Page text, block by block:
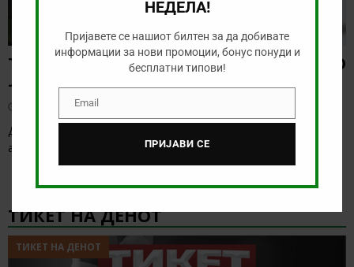
ТИП НА ДЕНОТ (08.08.2026, 21:00) ГРЕМИО
– САО ПАОЛО
август 8, 2026
Денес нема голема понуда за обложување, а ние ќе го
анализираме дуелот од бразилското првенство
ТИКЕТ НА ДЕНОТ
ТИКЕТ НА ДЕНОТ
НЕДЕЛА!
Пријавете се нашиот билтен за да добивате
информации за нови промоции, бонус понуди и
бесплатни типови!
EmailEmail
ПРИЈАВИ СЕ